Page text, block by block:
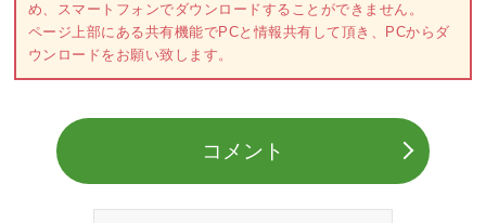
め、スマートフォンでダウンロードすることができません。
ページ上部にある共有機能でPCと情報共有して頂き、PCからダ
ウンロードをお願い致します。
コメント